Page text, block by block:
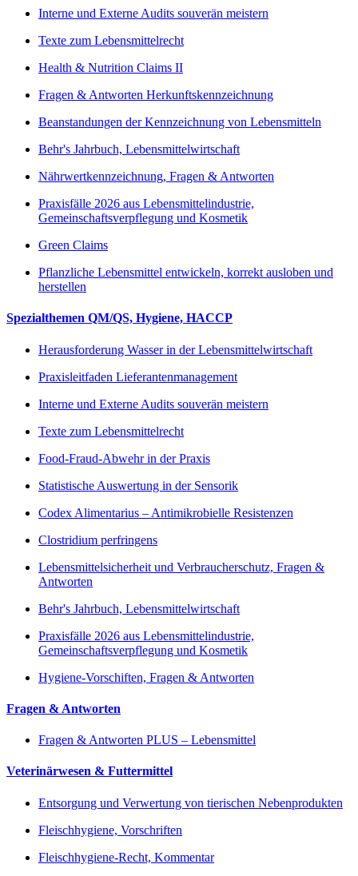
Interne und Externe Audits souverän meistern
Texte zum Lebensmittelrecht
Health & Nutrition Claims II
Fragen & Antworten Herkunftskennzeichnung
Beanstandungen der Kennzeichnung von Lebensmitteln
Behr's Jahrbuch, Lebensmittelwirtschaft
Nährwertkennzeichnung, Fragen & Antworten
Praxisfälle 2026 aus Lebensmittelindustrie,
Gemeinschaftsverpflegung und Kosmetik
Green Claims
Pflanzliche Lebensmittel entwickeln, korrekt ausloben und
herstellen
Spezialthemen QM/QS, Hygiene, HACCP
Herausforderung Wasser in der Lebensmittelwirtschaft
Praxisleitfaden Lieferantenmanagement
Interne und Externe Audits souverän meistern
Texte zum Lebensmittelrecht
Food-Fraud-Abwehr in der Praxis
Statistische Auswertung in der Sensorik
Codex Alimentarius – Antimikrobielle Resistenzen
Clostridium perfringens
Lebensmittelsicherheit und Verbraucherschutz, Fragen &
Antworten
Behr's Jahrbuch, Lebensmittelwirtschaft
Praxisfälle 2026 aus Lebensmittelindustrie,
Gemeinschaftsverpflegung und Kosmetik
Hygiene-Vorschiften, Fragen & Antworten
Fragen & Antworten
Fragen & Antworten PLUS – Lebensmittel
Veterinärwesen & Futtermittel
Entsorgung und Verwertung von tierischen Nebenprodukten
Fleischhygiene, Vorschriften
Fleischhygiene-Recht, Kommentar